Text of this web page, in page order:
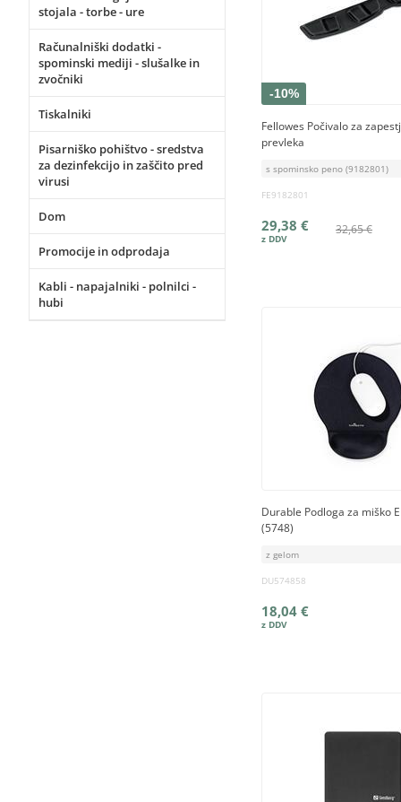
stojala - torbe - ure
Računalniški dodatki -
spominski mediji - slušalke in
zvočniki
Tiskalniki
Pisarniško pohištvo - sredstva
za dezinfekcijo in zaščito pred
virusi
Dom
Promocije in odprodaja
Kabli - napajalniki - polnilci -
hubi
-10%
Fellowes Počivalo za
prevleka
s spominsko peno (9182801)
FE9182801
32,65 €
29,38 €
Durable Podloga za miško
(5748)
z gelom
DU574858
18,04 €